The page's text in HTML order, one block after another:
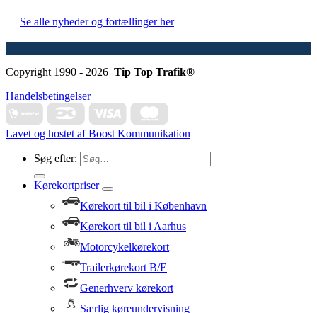
Se alle nyheder og fortællinger her
Copyright 1990 - 2026 Tip Top Trafik®
Handelsbetingelser
Lavet og hostet af Boost Kommunikation
Søg efter:
Kørekortpriser
Kørekort til bil i København
Kørekort til bil i Aarhus
Motorcykelkørekort
Trailerkørekort B/E
Generhverv kørekort
Særlig køreundervisning